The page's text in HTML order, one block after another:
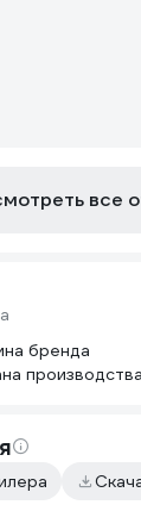
все
бренда
производства